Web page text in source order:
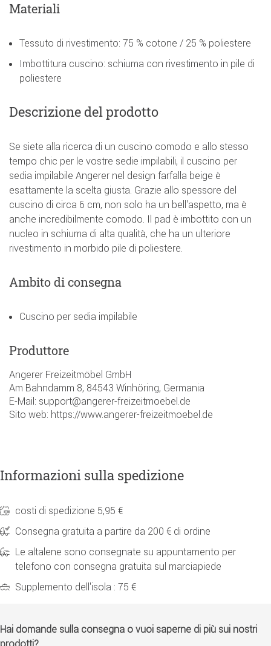
Materiali
Tessuto di rivestimento: 75 % cotone / 25 % poliestere
Imbottitura cuscino: schiuma con rivestimento in pile di
poliestere
Descrizione del prodotto
Se siete alla ricerca di un cuscino comodo e allo stesso
tempo chic per le vostre sedie impilabili, il cuscino per
sedia impilabile Angerer nel design farfalla beige è
esattamente la scelta giusta. Grazie allo spessore del
cuscino di circa 6 cm, non solo ha un bell'aspetto, ma è
anche incredibilmente comodo. Il pad è imbottito con un
nucleo in schiuma di alta qualità, che ha un ulteriore
rivestimento in morbido pile di poliestere.
Ambito di consegna
Cuscino per sedia impilabile
Produttore
Angerer Freizeitmöbel GmbH
Am Bahndamm 8, 84543 Winhöring, Germania
E-Mail: support@angerer-freizeitmoebel.de
Sito web: https://www.angerer-freizeitmoebel.de
Informazioni sulla spedizione
costi di spedizione 5,95 €
Consegna gratuita a partire da 200 € di ordine
Le altalene sono consegnate su appuntamento per
telefono con consegna gratuita sul marciapiede
Supplemento dell'isola : 75 €
Hai domande sulla consegna o vuoi saperne di più sui nostri
prodotti?